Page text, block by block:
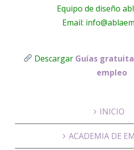
Equipo de diseño
Email:
Descargar Guías
empleo
INICIO
ACADEMIA DE